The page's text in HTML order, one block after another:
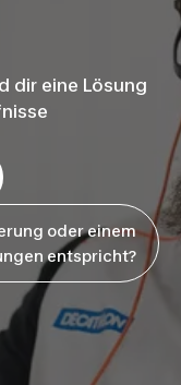
dir eine Lösung
oder einem
entspricht?